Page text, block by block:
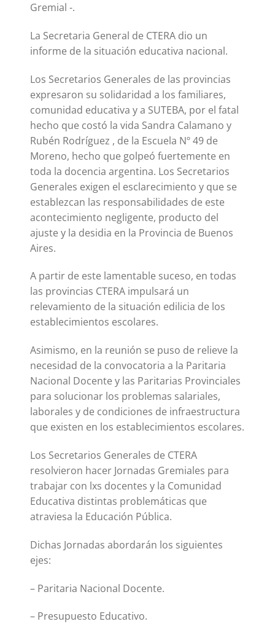
Gremial -.
La Secretaria General de CTERA dio un
informe de la situación educativa nacional.
Los Secretarios Generales de las provincias
expresaron su solidaridad a los familiares,
comunidad educativa y a SUTEBA, por el fatal
hecho que costó la vida Sandra Calamano y
Rubén Rodríguez , de la Escuela Nº 49 de
Moreno, hecho que golpeó fuertemente en
toda la docencia argentina. Los Secretarios
Generales exigen el esclarecimiento y que se
establezcan las responsabilidades de este
acontecimiento negligente, producto del
ajuste y la desidia en la Provincia de Buenos
Aires.
A partir de este lamentable suceso, en todas
las provincias CTERA impulsará un
relevamiento de la situación edilicia de los
establecimientos escolares.
Asimismo, en la reunión se puso de relieve la
necesidad de la convocatoria a la Paritaria
Nacional Docente y las Paritarias Provinciales
para solucionar los problemas salariales,
laborales y de condiciones de infraestructura
que existen en los establecimientos escolares.
Los Secretarios Generales de CTERA
resolvieron hacer Jornadas Gremiales para
trabajar con lxs docentes y la Comunidad
Educativa distintas problemáticas que
atraviesa la Educación Pública.
Dichas Jornadas abordarán los siguientes
ejes:
– Paritaria Nacional Docente.
– Presupuesto Educativo.